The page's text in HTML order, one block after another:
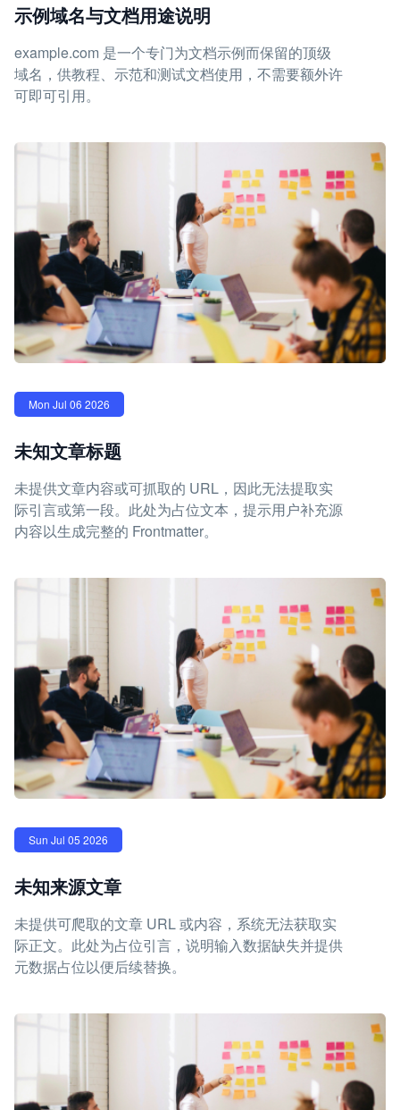
示例域名与文档用途说明
example.com 是一个专门为文档示例而保留的顶级
域名，供教程、示范和测试文档使用，不需要额外许
可即可引用。
Mon Jul 06 2026
未知文章标题
未提供文章内容或可抓取的 URL，因此无法提取实
际引言或第一段。此处为占位文本，提示用户补充源
内容以生成完整的 Frontmatter。
Sun Jul 05 2026
未知来源文章
未提供可爬取的文章 URL 或内容，系统无法获取实
际正文。此处为占位引言，说明输入数据缺失并提供
元数据占位以便后续替换。